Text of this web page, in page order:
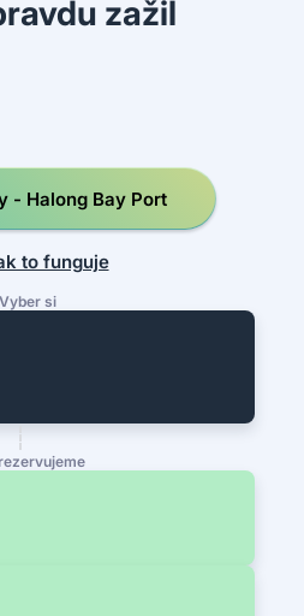
zažil
- Halong Bay Port
to funguje
si